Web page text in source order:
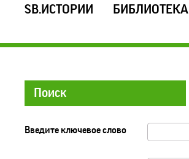
SB.ИСТОРИИ БИБЛИОТЕКА
Поиск
Введите ключевое слово